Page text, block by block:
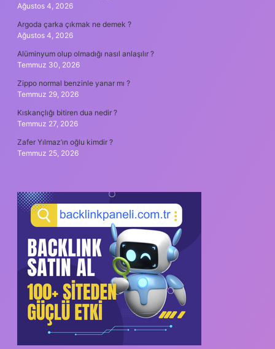
Ağustos 4, 2026
Argoda çarka çıkmak ne demek ?
Ağustos 4, 2026
Alüminyum olup olmadığı nasıl anlaşılır ?
Temmuz 30, 2026
Zippo normal benzinle yanar mı ?
Temmuz 29, 2026
Kıskançlığı bitiren dua nedir ?
Temmuz 27, 2026
Zafer Yılmaz’ın oğlu kimdir ?
Temmuz 25, 2026